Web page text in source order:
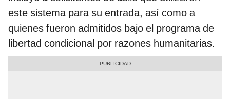
este sistema para su entrada, así como a
quienes fueron admitidos bajo el programa de
libertad condicional por razones humanitarias.